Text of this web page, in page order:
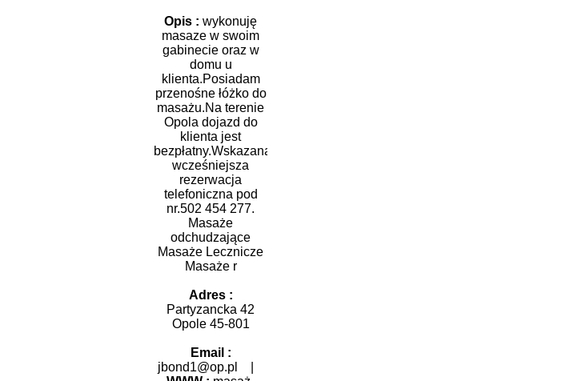
Opis : wykonuję
masaze w swoim
gabinecie oraz w
domu u
klienta.Posiadam
przenośne łóżko do
masażu.Na terenie
Opola dojazd do
klienta jest
bezpłatny.Wskazana
wcześniejsza
rezerwacja
telefoniczna pod
nr.502 454 277.
Masaże
odchudzające
Masaże Lecznicze
Masaże r
Adres :
Partyzancka 42
Opole 45-801
Email :
jbond1@op.pl